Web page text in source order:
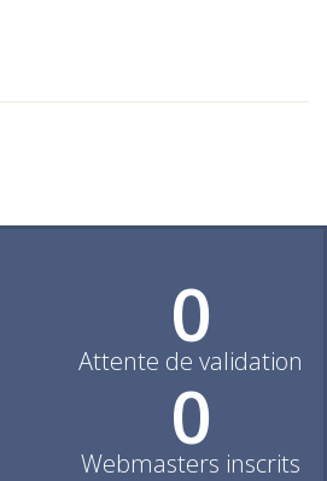
0
Attente de validation
0
Webmasters inscrits